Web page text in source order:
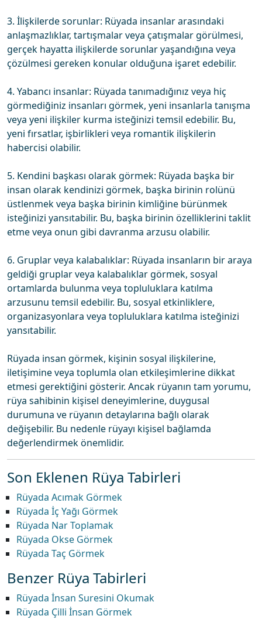
3. İlişkilerde sorunlar: Rüyada insanlar arasındaki
anlaşmazlıklar, tartışmalar veya çatışmalar görülmesi,
gerçek hayatta ilişkilerde sorunlar yaşandığına veya
çözülmesi gereken konular olduğuna işaret edebilir.
4. Yabancı insanlar: Rüyada tanımadığınız veya hiç
görmediğiniz insanları görmek, yeni insanlarla tanışma
veya yeni ilişkiler kurma isteğinizi temsil edebilir. Bu,
yeni fırsatlar, işbirlikleri veya romantik ilişkilerin
habercisi olabilir.
5. Kendini başkası olarak görmek: Rüyada başka bir
insan olarak kendinizi görmek, başka birinin rolünü
üstlenmek veya başka birinin kimliğine bürünmek
isteğinizi yansıtabilir. Bu, başka birinin özelliklerini taklit
etme veya onun gibi davranma arzusu olabilir.
6. Gruplar veya kalabalıklar: Rüyada insanların bir araya
geldiği gruplar veya kalabalıklar görmek, sosyal
ortamlarda bulunma veya topluluklara katılma
arzusunu temsil edebilir. Bu, sosyal etkinliklere,
organizasyonlara veya topluluklara katılma isteğinizi
yansıtabilir.
Rüyada insan görmek, kişinin sosyal ilişkilerine,
iletişimine veya toplumla olan etkileşimlerine dikkat
etmesi gerektiğini gösterir. Ancak rüyanın tam yorumu,
rüya sahibinin kişisel deneyimlerine, duygusal
durumuna ve rüyanın detaylarına bağlı olarak
değişebilir. Bu nedenle rüyayı kişisel bağlamda
değerlendirmek önemlidir.
Son Eklenen Rüya Tabirleri
Rüyada Acımak Görmek
Rüyada İç Yağı Görmek
Rüyada Nar Toplamak
Rüyada Okse Görmek
Rüyada Taç Görmek
Benzer Rüya Tabirleri
Rüyada İnsan Suresini Okumak
Rüyada Çilli İnsan Görmek